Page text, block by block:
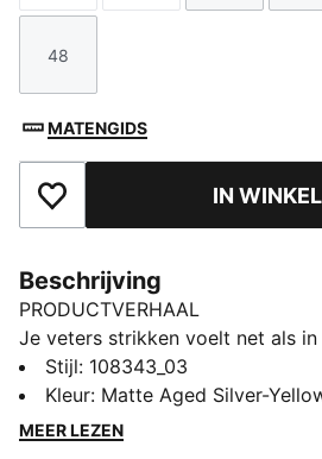
Maat
48
MATENGIDS
Toegevoegd aan favorieten
IN
Beschrijving
PRODUCTVERHAAL
Je veters strikken voelt net als in
stappen. Met de nieuwe ULTRA
het gevoel van een nauwkeurig
aan je voeten. De gloednieuwe
Stijl: 108343_03
Kleur: Matte Aged Silver-
MEER LEZEN